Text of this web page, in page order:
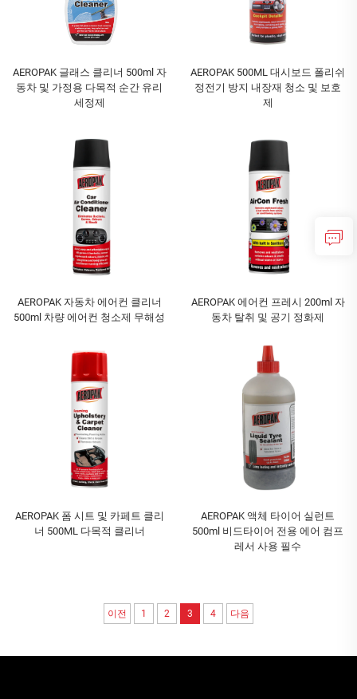
AEROPAK 글래스 클리너 500ml 자
동차 및 가정용 다목적 순간 유리
세정제
AEROPAK 500ML 대시보드 폴리쉬
정전기 방지 내장재 청소 및 보호
제
AEROPAK 자동차 에어컨 클리너
500ml 차량 에어컨 청소제 무해성
AEROPAK 에어컨 프레시 200ml 자
동차 탈취 및 공기 정화제
AEROPAK 폼 시트 및 카페트 클리
너 500ML 다목적 클리너
AEROPAK 액체 타이어 실런트
500ml 비드타이어 전용 에어 컴프
레서 사용 필수
이전 1 2 3 4 다음